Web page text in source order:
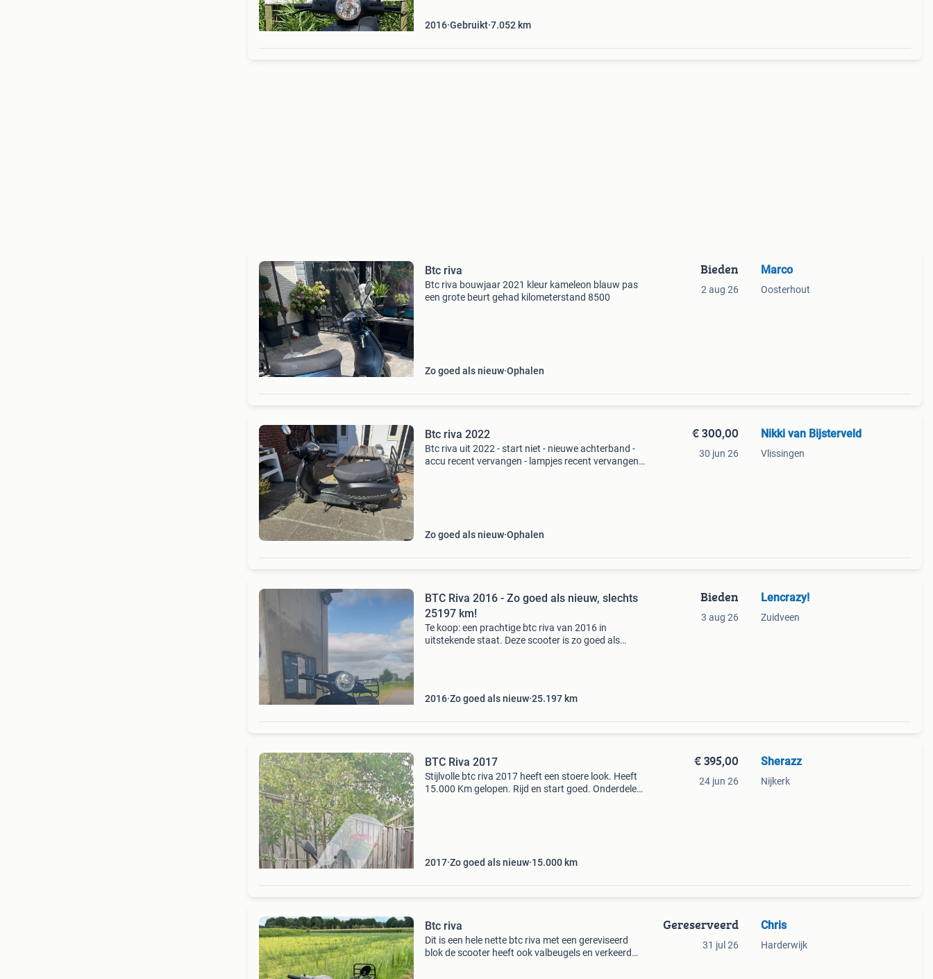
2016 Gebruikt 7.052 km
Btc riva
Btc riva bouwjaar 2021 kleur kameleon blauw pas
een grote beurt gehad kilometerstand 8500
Zo goed als nieuw Ophalen
Bieden
2 aug 26
Marco
Oosterhout
Btc riva 2022
Btc riva uit 2022 - start niet - nieuwe achterband -
accu recent vervangen - lampjes recent vervangen -
Zo goed als nieuw Ophalen
€ 300,00
30 jun 26
Nikki van Bijsterveld
Vlissingen
BTC Riva 2016 - Zo goed als nieuw, slechts
25197 km!
Te koop: een prachtige btc riva van 2016 in
uitstekende staat. Deze scooter is zo goed als
2016 Zo goed als nieuw 25.197 km
Bieden
3 aug 26
Lencrazy!
Zuidveen
BTC Riva 2017
Stijlvolle btc riva 2017 heeft een stoere look. Heeft
15.000 Km gelopen. Rijd en start goed. Onderdelen
2017 Zo goed als nieuw 15.000 km
€ 395,00
24 jun 26
Sherazz
Nijkerk
Btc riva
Dit is een hele nette btc riva met een gereviseerd
blok de scooter heeft ook valbeugels en verkeerd
Gereserveerd
31 jul 26
Chris
Harderwijk